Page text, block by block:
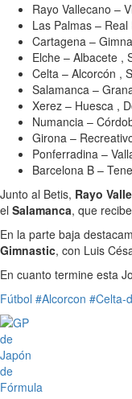
Rayo Vallecano –
Las Palmas –
Cartagena –
Elche – Albacete ,
Celta – Alcorcón ,
Salamanca –
Xerez – Huesca ,
Numancia –
Girona –
Ponferradina –
Barcelona B –
Junto al Betis, Rayo
el Salamanca, que
En la parte baja
Gimnastic, con Luis
En cuanto termine esta
Fútbol #Alcorcon #Celta-